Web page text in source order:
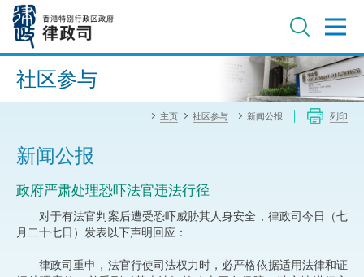
内
进阶搜寻
社区参与
主页 社区参与 新闻公报 列印
新闻公报
政府严肃处理恐吓法官违法行径
对于有法官判案后遭受恐吓威胁其人身安全，律政司今日（七
月二十七日）发表以下声明回应：
律政司重申，法官行使司法权力时，必严格依据适用法律和证